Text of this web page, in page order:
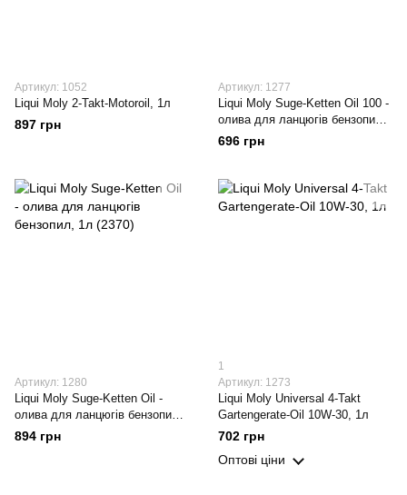
Артикул: 1052
Liqui Moly 2-Takt-Motoroil, 1л
897 грн
Артикул: 1277
Liqui Moly Suge-Ketten Oil 100 -
олива для ланцюгів бензопил,
1л
696 грн
Артикул: 1280
Liqui Moly Suge-Ketten Oil -
олива для ланцюгів бензопил,
1л (2370)
894 грн
1
Артикул: 1273
Liqui Moly Universal 4-Takt
Gartengerate-Oil 10W-30, 1л
702 грн
Оптові ціни